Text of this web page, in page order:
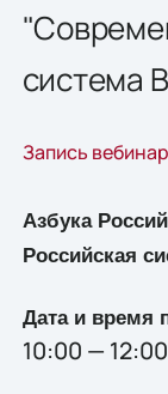
система
Запись
Азбука
Российская
Дата и время
10:00 —